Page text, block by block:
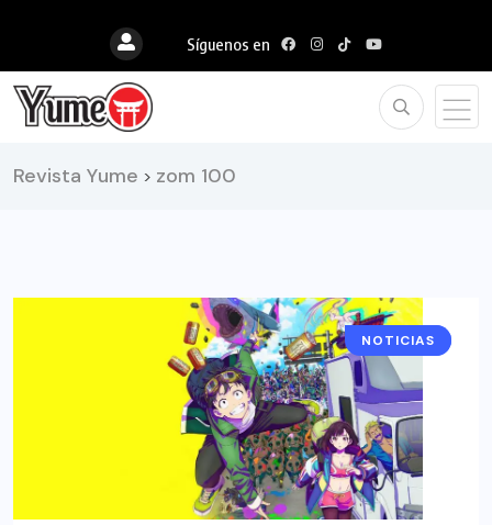
Síguenos en
Revista Yume > zom 100
ANIME
NOTICIAS